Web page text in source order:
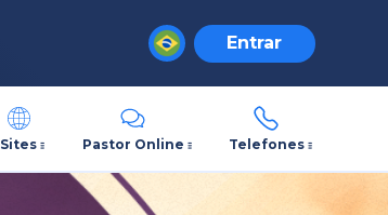
Entrar
Sites Pastor Online Telefones